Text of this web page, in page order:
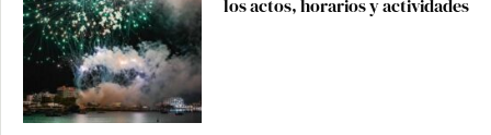
los actos, horarios y actividades